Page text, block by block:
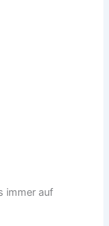
immer auf